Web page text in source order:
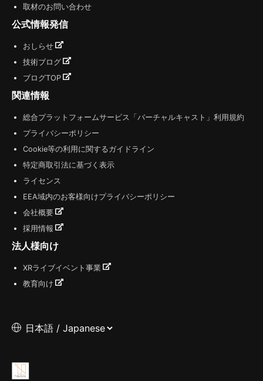
取材のお問い合わせ
公式情報発信
おしらせ
技術ブログ
ブログTOP
関連情報
総合プラットフォームサービス「バーチャルキャスト」利用規約
プライバシーポリシー
Cookie等の利用に関するガイドライン
特定商取引法に基づく表示
ライセンス
EEA域内のお客様向けプライバシーポリシー
会社概要
採用情報
法人様向け
XRライブイベント事業
教育向け